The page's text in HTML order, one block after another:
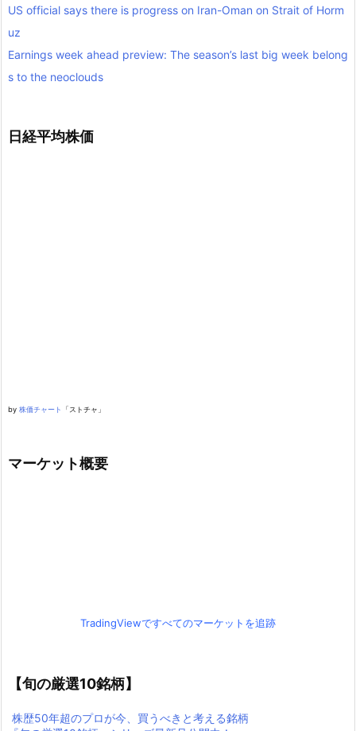
US official says there is progress on Iran-Oman on Strait of Horm
uz
Earnings week ahead preview: The season’s last big week belong
s to the neoclouds
日経平均株価
by 株価チャート 「ストチャ」
マーケット概要
TradingViewですべてのマーケットを追跡
【旬の厳選10銘柄】
株歴50年超のプロが今、買うべきと考える銘柄